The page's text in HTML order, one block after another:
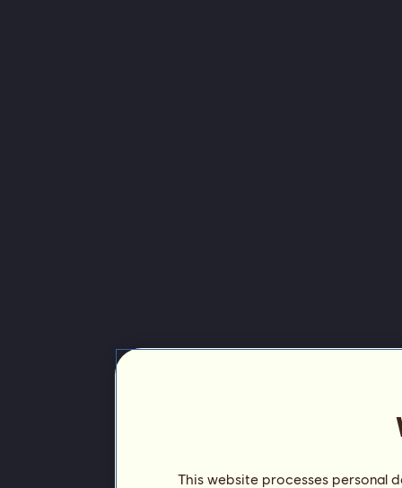
This website processes personal